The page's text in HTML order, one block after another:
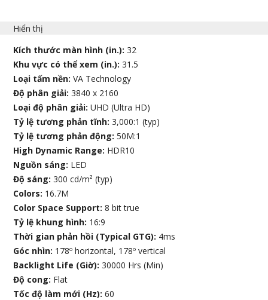
Hiển thị
Kích thước màn hình (in.):32
Khu vực có thể xem (in.):31.5
Loại tấm nền:VA Technology
Độ phân giải:3840 x 2160
Loại độ phân giải:UHD (Ultra HD)
Tỷ lệ tương phản tĩnh:3,000:1 (typ)
Tỷ lệ tương phản động:50M:1
High Dynamic Range: HDR10
Nguồn sáng: LED
Độ sáng:300 cd/m² (typ)
Colors: 16.7M
Color Space Support:8 bit true
Tỷ lệ khung hình: 16:9
Thời gian phản hồi (Typical GTG): 4ms
Góc nhìn: 178º horizontal, 178º vertical
Backlight Life (Giờ):30000 Hrs (Min)
Độ cong: Flat
Tốc độ làm mới (Hz):60